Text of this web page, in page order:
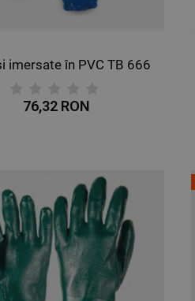
imersate în PVC TB 666
76,32 RON